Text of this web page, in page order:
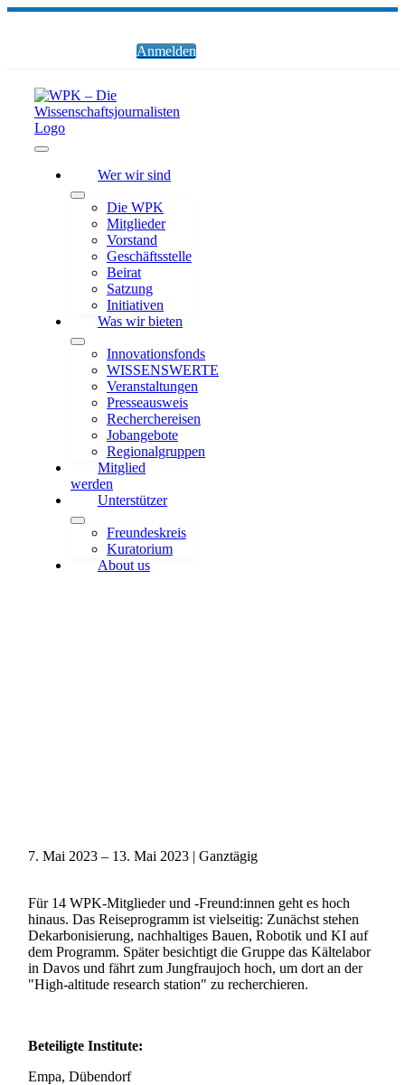
Zum
Anmelden
Navigation
Wer wir sind
Die WPK
Mitglieder
Vorstand
Geschäftsstelle
Beirat
Satzung
Initiativen
Was wir bieten
Innovationsfonds
WISSENSWERTE
Veranstaltungen
Presseausweis
Recherchereisen
Jobangebote
Regionalgruppen
Mitglied
werden
Unterstützer
Freundeskreis
Kuratorium
About us
7. Mai 2023 – 13. Mai 2023| Ganztägig
Für 14 WPK-Mitglieder und -Freund:innen geht es hoch
hinaus. Das Reiseprogramm ist vielseitig: Zunächst stehen
Dekarbonisierung, nachhaltiges Bauen, Robotik und KI auf
dem Programm. Später besichtigt die Gruppe das Kältelabor
in Davos und fährt zum Jungfraujoch hoch, um dort an der
"High-altitude research station" zu recherchieren.
Beteiligte Institute:
Empa, Dübendorf